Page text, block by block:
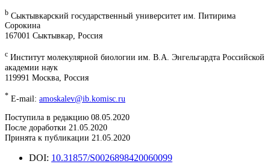
b Сыктывкарский государственный университет им. Питирима
Сорокина
167001 Сыктывкар, Россия
c Институт молекулярной биологии им. В.А. Энгельгардта Российской
академии наук
119991 Москва, Россия
* E-mail: amoskalev@ib.komisc.ru
Поступила в редакцию 08.05.2020
После доработки 21.05.2020
Принята к публикации 21.05.2020
DOI: 10.31857/S0026898420060099